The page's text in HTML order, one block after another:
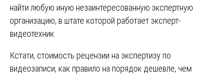
найти любую иную незаинтересованную экспертную
организацию, в штате которой работает эксперт-
видеотехник.
Кстати, стоимость рецензии на экспертизу по
видеозаписи, как правило на порядок дешевле, чем